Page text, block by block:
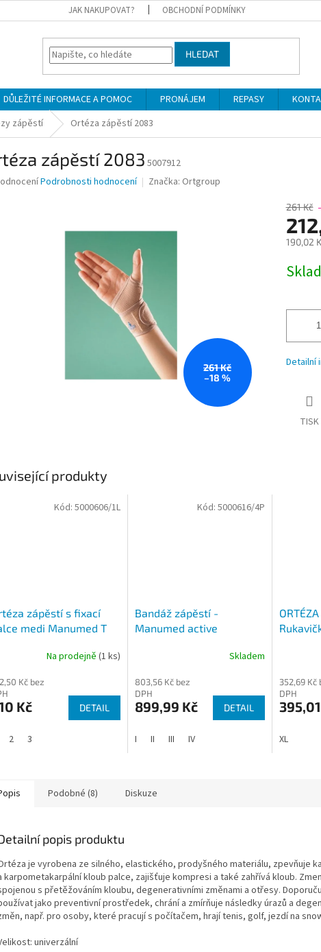
JAK NAKUPOVAT? OBCHODNÍ PODMÍNKY
HLEDAT
DŮLEŽITÉ INFORMACE A POMOC PRONÁJEM REPASY
zápěstí Ortéza zápěstí 2083
zápěstí 2083 5007912
Podrobnosti hodnocení Značka: Ortgroup
261 Kč
–18 %
261 Kč
190,02
cena:
Detailní
TISK
produkty
zápěstí s fixací
medi Manumed T
Na prodejně (1 ks)
Kč bez
Kč DETAIL
2 3
Kód: 5000606/1L
Bandáž zápěstí -
Manumed active
produktu
je
4,7
5
Skladem
803,56 Kč bez
DPH
899,99 Kč DETAIL
I II III IV
Kód: 5000616/4P
352,69 Kč
DPH
XL
Podobné (8) Diskuze
popis produktu
je vyrobena ze silného, elastického, prodyšného materiálu, zpevňuje
karpometakarpální kloub palce, zajišťuje kompresi a také zahřívá kloub.
s přetěžováním kloubu, degenerativními změnami a otřesy.
jako preventivní prostředek, chrání a zmírňuje následky úrazů a
např. pro osoby, které pracují s počítačem, hrají tenis, golf, jezdí na
univerzální